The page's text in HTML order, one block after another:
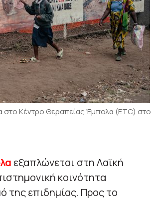
στο Κέντρο Θεραπείας Έμπολα (ETC) στο
εξαπλώνεται στη Λαϊκή
κοινότητα
της επιδημίας. Προς το